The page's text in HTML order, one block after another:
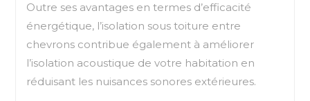
Outre ses avantages en termes d’efficacité
énergétique, l’isolation sous toiture entre
chevrons contribue également à améliorer
l’isolation acoustique de votre habitation en
réduisant les nuisances sonores extérieures.